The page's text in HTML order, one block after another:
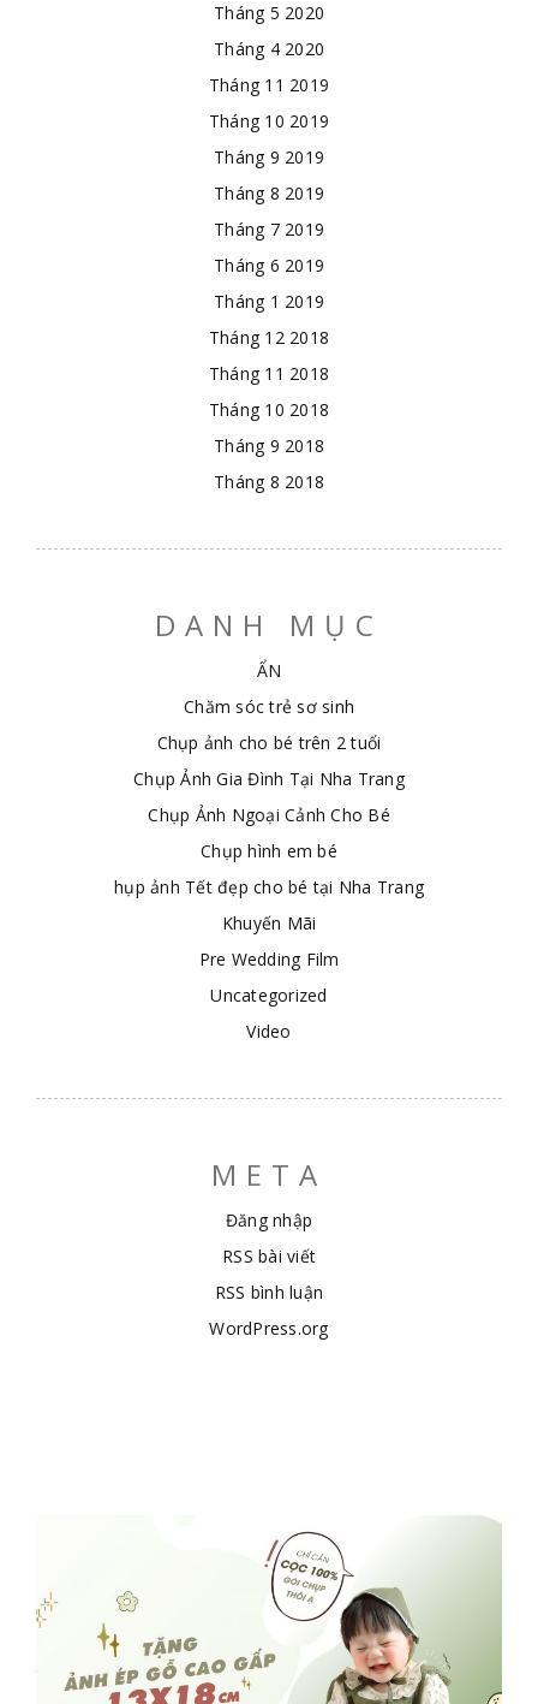
Tháng 5 2020
Tháng 4 2020
Tháng 11 2019
Tháng 10 2019
Tháng 9 2019
Tháng 8 2019
Tháng 7 2019
Tháng 6 2019
Tháng 1 2019
Tháng 12 2018
Tháng 11 2018
Tháng 10 2018
Tháng 9 2018
Tháng 8 2018
DANH MỤC
ẨN
Chăm sóc trẻ sơ sinh
Chụp ảnh cho bé trên 2 tuổi
Chụp Ảnh Gia Đình Tại Nha Trang
Chụp Ảnh Ngoại Cảnh Cho Bé
Chụp hình em bé
hụp ảnh Tết đẹp cho bé tại Nha Trang
Khuyến Mãi
Pre Wedding Film
Uncategorized
Video
META
Đăng nhập
RSS bài viết
RSS bình luận
WordPress.org